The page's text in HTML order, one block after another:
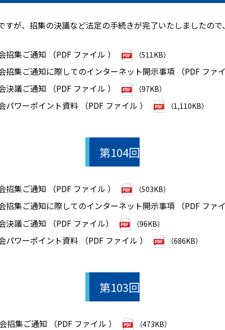
が、招集の決議など法定の手続きが完了いたしましたの
集ご通知 （PDF ファイル ） （511KB）
招集ご通知に際してのインターネット開示事項 （PDF ファ
議ご通知 （PDF ファイル ）
（97KB）
ワーポイント資料 （PDF ファイル ） （1,110KB）
第104回
集ご通知 （PDF ファイル ） （503KB）
招集ご通知に際してのインターネット開示事項 （PDF ファ
議ご通知 （PDF ファイル）
（96KB）
ワーポイント資料 （PDF ファイル ） （686KB）
第103回
招集ご通知 （PDF ファイル ） （473KB）